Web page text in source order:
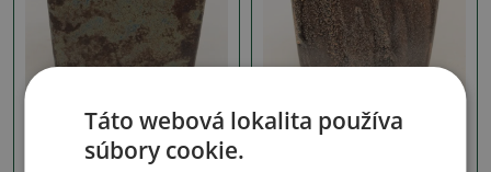
Keramická miska na
bonsaje 8,5 x 8,5 x 9 cm,
Misky
Táto webová lokalita používa
súbory cookie.